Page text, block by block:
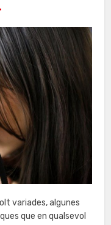
variades, algunes
que en qualsevol